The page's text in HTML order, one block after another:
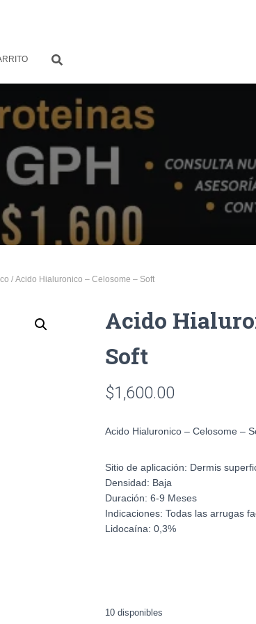
/ Acido Hialuronico – Celosome – Soft
Acido
Soft
$1,600.00
Acido Hialuronico – Celosome –
Sitio de aplicación: Dermis
Densidad: Baja
Duración: 6-9 Meses
Indicaciones: Todas las arrugas
Lidocaína: 0,3%
10 disponibles